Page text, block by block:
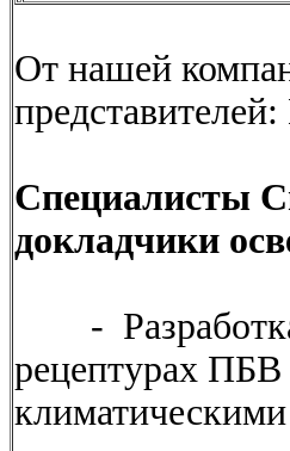
От нашей
Специалисты
докладчики
-
рецептурах ПБВ